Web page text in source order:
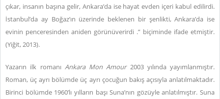
çıkar, insanın başına gelir, Ankara’da ise hayat evden içeri kabul edilirdi.
İstanbul’da ay Boğaz’ın üzerinde beklenen bir şenlikti, Ankara’da ise
evinin penceresinden aniden görünüverirdi .” biçiminde ifade etmiştir.
(Yiğit, 2013).
Yazarın ilk romanı Ankara Mon Amour2003 yılında yayımlanmıştır.
Roman, üç ayrı bölümde üç ayrı çocuğun bakış açısıyla anlatılmaktadır.
Birinci bölümde 1960’lı yılların başı Suna’nın gözüyle anlatılmıştır. Suna